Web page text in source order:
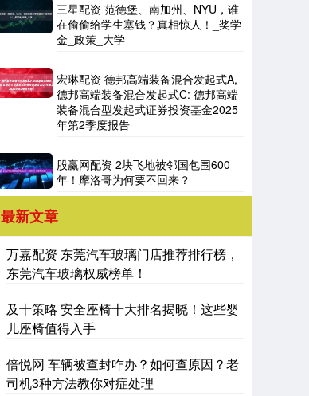
三星配资 范德堡、南加州、NYU，谁
在偷偷给学生塞钱？真相惊人！_奖学
金_政策_大学
宏琳配资 德邦高端装备混合发起式A,
德邦高端装备混合发起式C: 德邦高端
装备混合型发起式证券投资基金2025
年第2季度报告
股赢网配资 2块飞地被邻国包围600
年！摩洛哥为何要不回来？
最新文章
万嘉配资 东莞汽车玻璃门店推荐排行榜，
东莞汽车玻璃权威榜单！
及十策略 安全座椅十大排名揭晓！这些婴
儿座椅值得入手
倍悦网 车辆被查封咋办？如何查原因？老
司机3种方法教你对症处理